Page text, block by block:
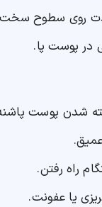
روی سطوح
در پوست پا.
شدن پوست
راه رفتن.
یا عفونت.